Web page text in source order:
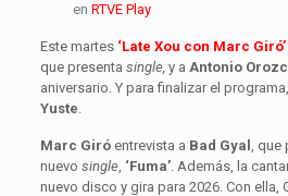
en RTVE Play
Este martes ‘Late Xou con Marc Giró’
que presenta single, y a Antonio
aniversario. Y para finalizar el
Yuste
Marc Giróentrevista a Bad Gyal ,
nuevo single, ‘Fuma’. Además, la
nuevo disco y gira para 2026. Con ella,